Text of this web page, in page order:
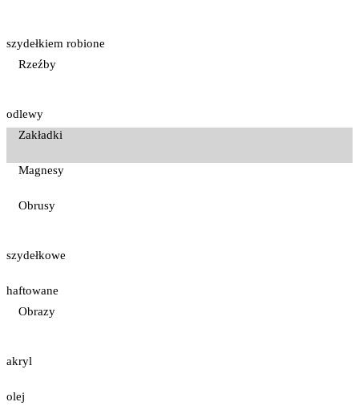
szydełkiem robione
Rzeźby
odlewy
Zakładki
Magnesy
Obrusy
szydełkowe
haftowane
Obrazy
akryl
olej